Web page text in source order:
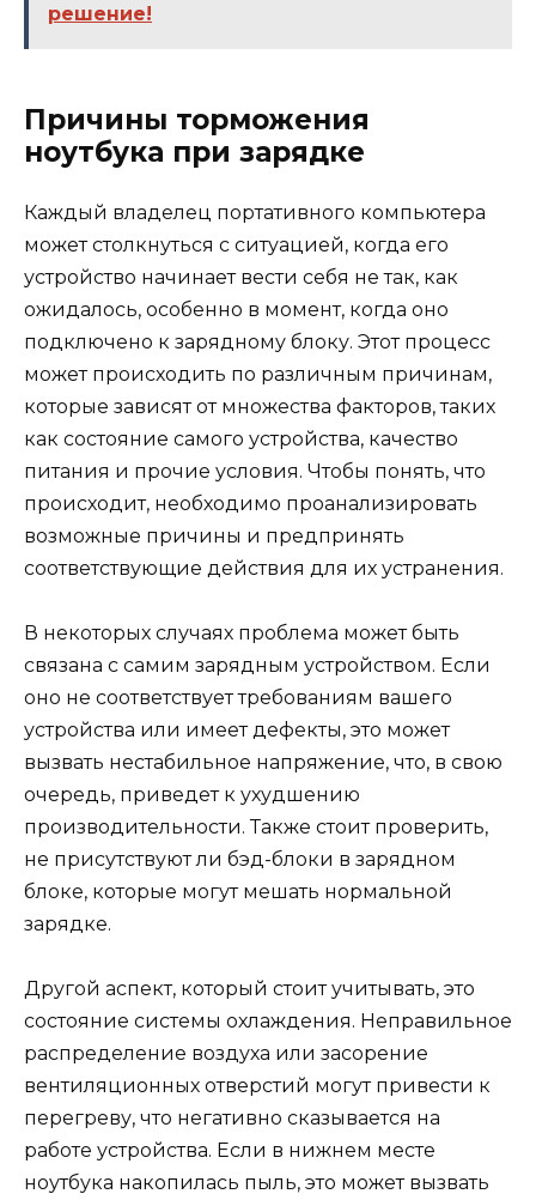
решение!
Причины торможения
ноутбука при зарядке
Каждый владелец портативного компьютера
может столкнуться с ситуацией, когда его
устройство начинает вести себя не так, как
ожидалось, особенно в момент, когда оно
подключено к зарядному блоку. Этот процесс
может происходить по различным причинам,
которые зависят от множества факторов, таких
как состояние самого устройства, качество
питания и прочие условия. Чтобы понять, что
происходит, необходимо проанализировать
возможные причины и предпринять
соответствующие действия для их устранения.
В некоторых случаях проблема может быть
связана с самим зарядным устройством. Если
оно не соответствует требованиям вашего
устройства или имеет дефекты, это может
вызвать нестабильное напряжение, что, в свою
очередь, приведет к ухудшению
производительности. Также стоит проверить,
не присутствуют ли бэд-блоки в зарядном
блоке, которые могут мешать нормальной
зарядке.
Другой аспект, который стоит учитывать, это
состояние системы охлаждения. Неправильное
распределение воздуха или засорение
вентиляционных отверстий могут привести к
перегреву, что негативно сказывается на
работе устройства. Если в нижнем месте
ноутбука накопилась пыль, это может вызвать